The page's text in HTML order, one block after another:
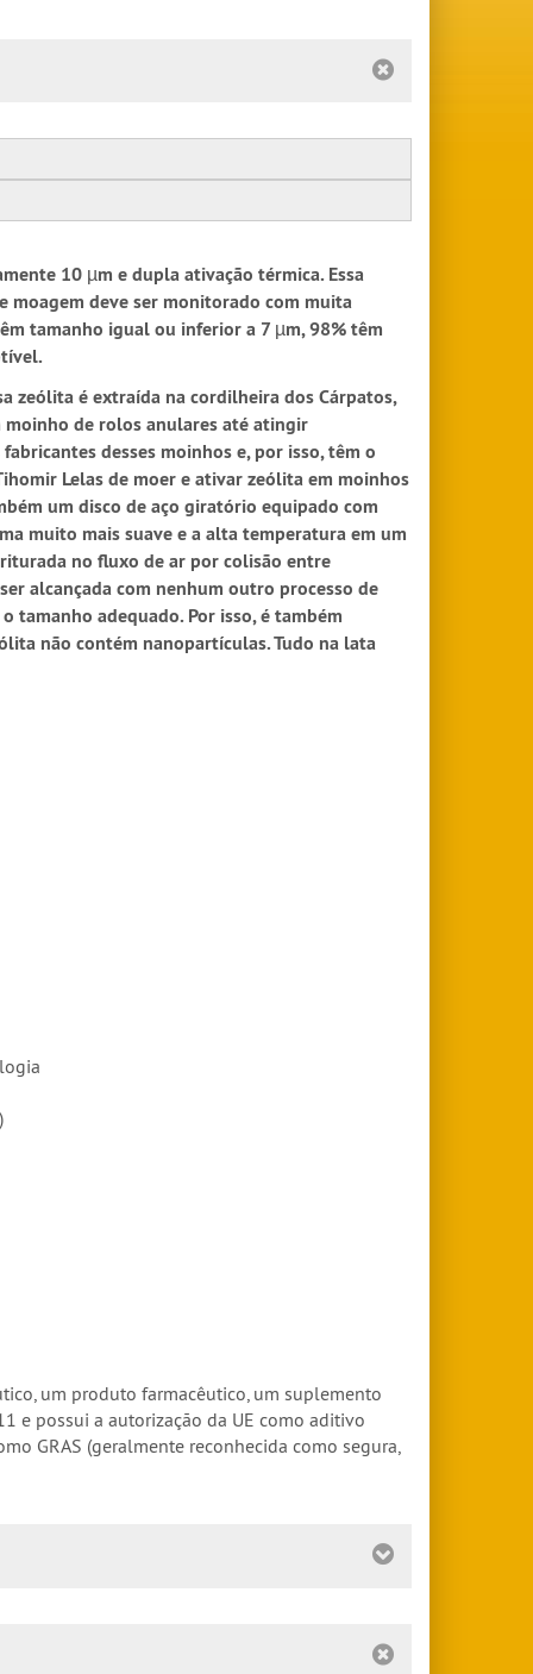
10 µm e dupla ativação térmica. Essa
moagem deve ser monitorado com muita
tamanho igual ou inferior a 7 µm, 98% têm
zeólita é extraída na cordilheira dos Cárpatos,
moinho de rolos anulares até atingir
desses moinhos e, por isso, têm o
Lelas de moer e ativar zeólita em moinhos
um disco de aço giratório equipado com
muito mais suave e a alta temperatura em um
no fluxo de ar por colisão entre
alcançada com nenhum outro processo de
tamanho adequado. Por isso, é também
não contém nanopartículas. Tudo na lata
um produto farmacêutico, um suplemento
e possui a autorização da UE como aditivo
GRAS (geralmente reconhecida como segura,